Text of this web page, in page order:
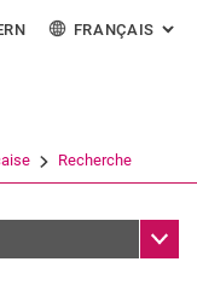
directly to: content
to: search
directly to: main
external link in a
FRANÇAIS :
Recherche
Sub